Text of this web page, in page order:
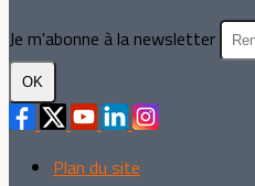
Je m'abonne à la newsletter
OK
Plan du site